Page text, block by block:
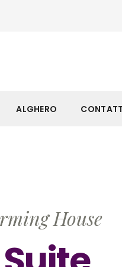
ALGHERO
House